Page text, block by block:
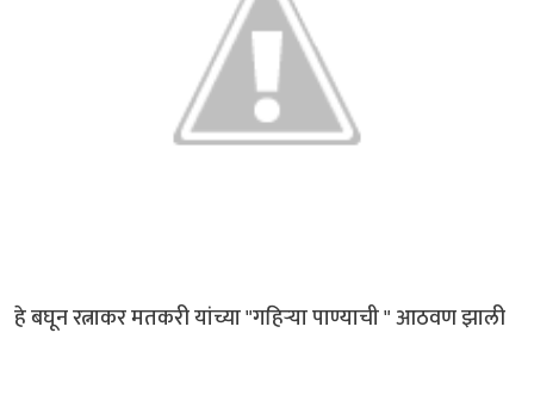
हे बघून रत्नाकर मतकरी यांच्या "गहिऱ्या पाण्याची " आठवण झाली